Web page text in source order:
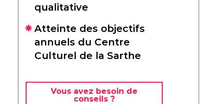
qualitative
Atteinte des objectifs
annuels du Centre
Culturel de la Sarthe
Vous avez besoin de
conseils ?